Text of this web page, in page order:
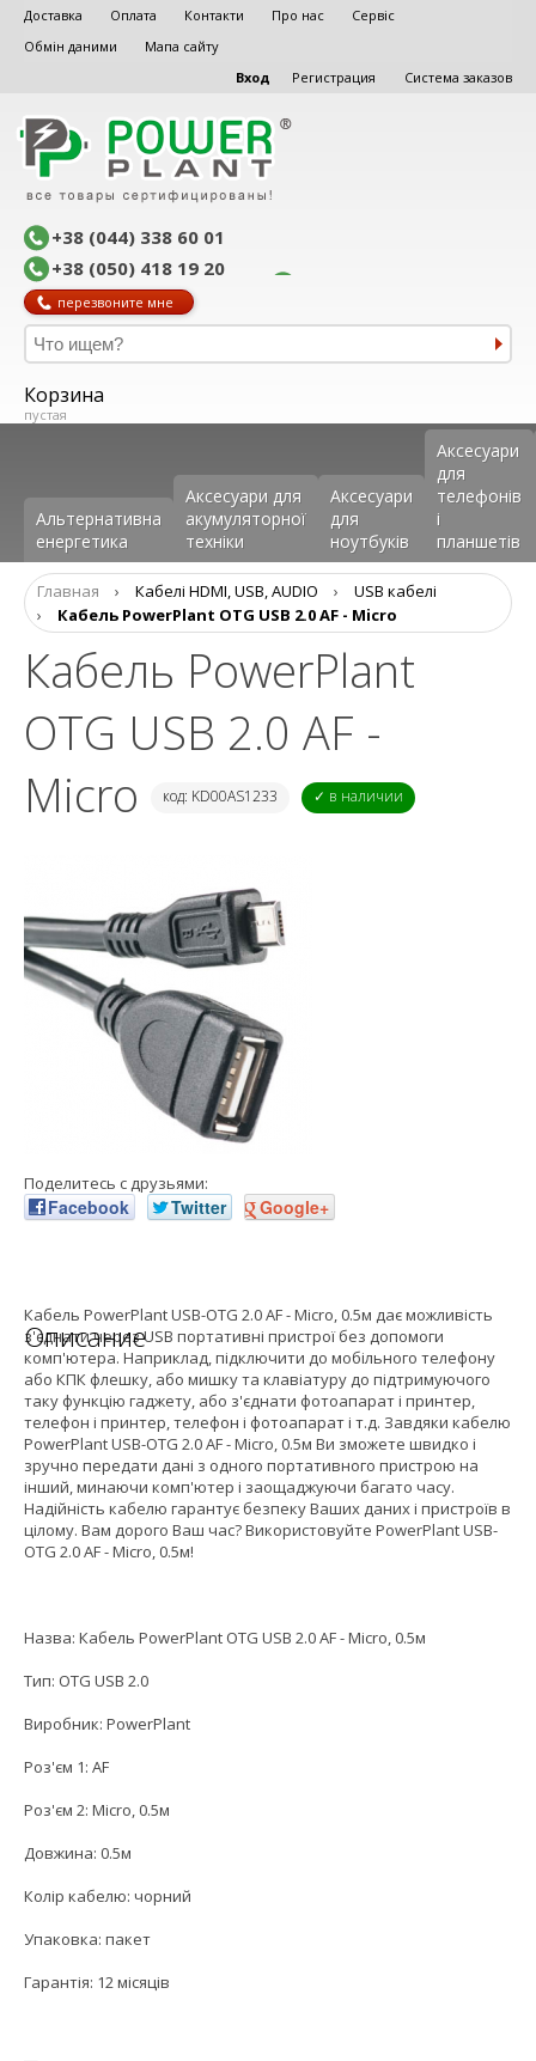
Доставка Оплата Контакти Про нас
Сервіс
Обмін даними
Мапа сайту
Вход
Регистрация Система заказов
+38 (044) 338 60 01
+38 (050) 418 19 20
перезвоните мне
Корзина
пустая
Альтернативна
енергетика
Аксесуари для
акумуляторної
техніки
Аксесуари
для
ноутбуків
Аксеcуари
для
телефонів
і
планшетів
Главная › Кабелі HDMI, USB, AUDIO ›
USB кабелі
›
Кабель PowerPlant OTG USB 2.0 AF - Micro
Кабель PowerPlant
OTG USB 2.0 AF -
Micro
код: KD00AS1233 ✓ в наличии
Поделитесь с друзьями:
Facebook Twitter Google+
Описание
Кабель PowerPlant USB-OTG 2.0 AF - Micro, 0.5м дає можливість
з'єднати через USB портативні пристрої без допомоги
комп'ютера. Наприклад, підключити до мобільного телефону
або КПК флешку, або мишку та клавіатуру до підтримуючого
таку функцію гаджету, або з'єднати фотоапарат і принтер,
телефон і принтер, телефон і фотоапарат і т.д. Завдяки кабелю
PowerPlant USB-OTG 2.0 AF - Micro, 0.5м Ви зможете швидко і
зручно передати дані з одного портативного пристрою на
інший, минаючи комп'ютер і заощаджуючи багато часу.
Надійність кабелю гарантує безпеку Ваших даних і пристроїв в
цілому. Вам дорого Ваш час? Використовуйте PowerPlant USB-
OTG 2.0 AF - Micro, 0.5м!
Назва: Кабель PowerPlant OTG USB 2.0 AF - Micro, 0.5м
Тип: OTG USB 2.0
Виробник: PowerPlant
Роз'єм 1: AF
Роз'єм 2: Micro, 0.5м
Довжина: 0.5м
Колір кабелю: чорний
Упаковка: пакет
Гарантія: 12 місяців